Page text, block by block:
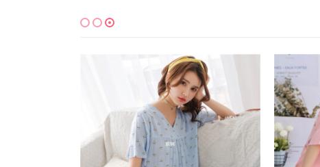
למוצר זה יש מספר סוגים. ניתן לבחור את האפשרויות בעמוד המוצר